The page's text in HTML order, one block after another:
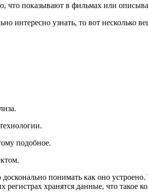
что показывают в фильмах или
интересно узнать, то вот несколько
подобное.
понимать как оно
регистрах хранятся данные, что такое